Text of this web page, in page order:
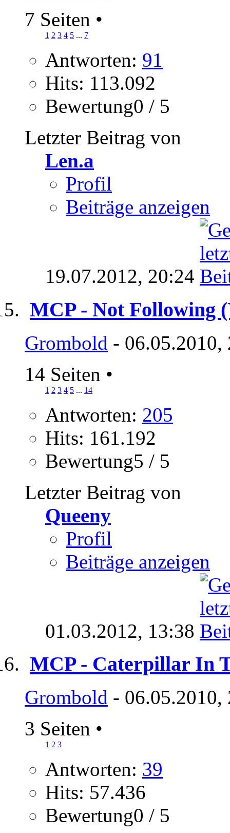
7 Seiten •
1 2 3 4 5 ... 7
Antworten: 91
Hits: 113.092
Bewertung0 / 5
Letzter Beitrag von
Len.a
Profil
Beiträge anzeigen
19.07.2012, 20:24
MCP - Not Following
Grombold - 06.05.2010,
14 Seiten •
1 2 3 4 5 ... 14
Antworten: 205
Hits: 161.192
Bewertung5 / 5
Letzter Beitrag von
Queeny
Profil
Beiträge anzeigen
01.03.2012, 13:38
MCP - Caterpillar In
Grombold - 06.05.2010,
3 Seiten •
1 2 3
Antworten: 39
Hits: 57.436
Bewertung0 / 5